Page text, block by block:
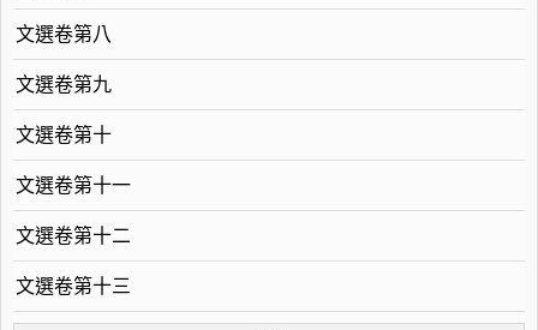
文選卷第八
文選卷第九
文選卷第十
文選卷第十一
文選卷第十二
文選卷第十三